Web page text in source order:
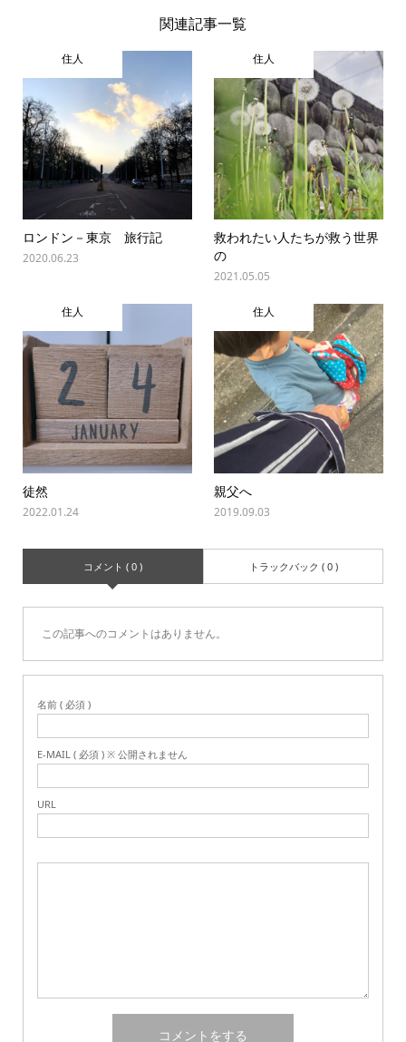
関連記事一覧
住人
ロンドン－東京 旅行記
2020.06.23
住人
救われたい人たちが救う世界
の
2021.05.05
住人
徒然
2022.01.24
住人
親父へ
2019.09.03
コメント ( 0 ) トラックバック ( 0 )
この記事へのコメントはありません。
名前 ( 必須 )
E-MAIL ( 必須 ) ※ 公開されません
URL